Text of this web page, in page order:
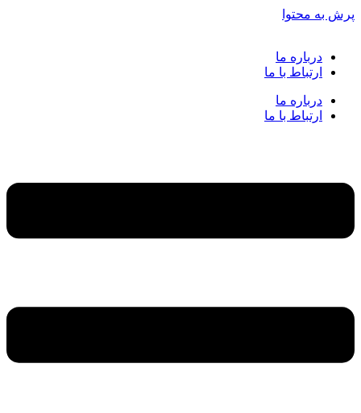
پرش به محتوا
درباره ما
ارتباط با ما
درباره ما
ارتباط با ما